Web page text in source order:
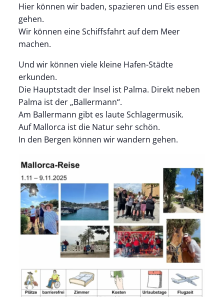
Hier können wir baden, spazieren und Eis essen
gehen.
Wir können eine Schiffsfahrt auf dem Meer
machen.
Und wir können viele kleine Hafen-Städte
erkunden.
Die Hauptstadt der Insel ist Palma. Direkt neben
Palma ist der „Ballermann“.
Am Ballermann gibt es laute Schlagermusik.
Auf Mallorca ist die Natur sehr schön.
In den Bergen können wir wandern gehen.